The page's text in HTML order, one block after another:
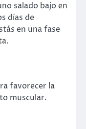
salado bajo en
días de
en una fase
favorecer la
muscular.